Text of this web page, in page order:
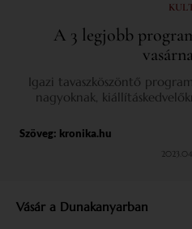
A 3 legjobb
Igazi tavaszköszöntő
nagyoknak,
Szöveg: kronika.hu
Vásár a Dunakanyarban